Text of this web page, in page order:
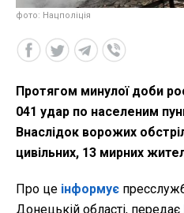
фото: Нацполіція
Протягом минулої доби
041 удар по населеним
Внаслідок ворожих
цивільних, 13 мирних
Про це інформує
Донецькій області, передає